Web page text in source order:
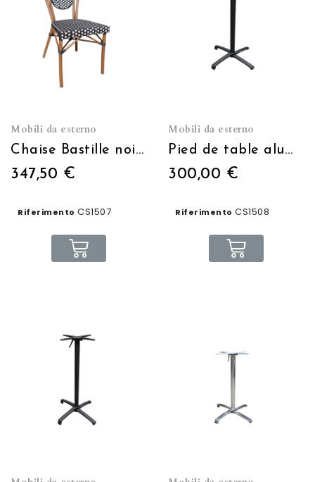
Mobili da esterno
Chaise Bastille noire et blanche empilable
347,50 €
Riferimento CS1507
Mobili da esterno
Pied de table aluminium noir rabattable H:72
300,00 €
Riferimento CS1508